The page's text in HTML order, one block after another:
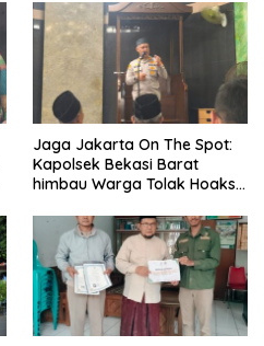
Jaga Jakarta On The Spot:
Kapolsek Bekasi Barat
himbau Warga Tolak Hoaks
Sholat Jumat